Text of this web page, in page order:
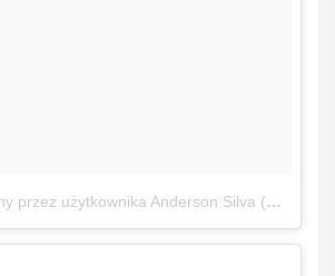
Film zamieszczony przez użytkownika Anderson Silva (@spiderandersonsilva)